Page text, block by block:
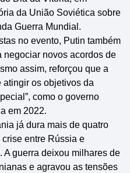
da União Soviética sobre
Guerra Mundial.
no evento, Putin também
negociar novos acordos de
assim, reforçou que a
atingir os objetivos da
como o governo
em 2022.
já dura mais de quatro
entre Rússia e
A guerra deixou milhares de
e agravou as tensões